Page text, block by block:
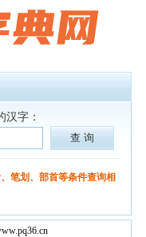
汉字：
笔划、部首等条件查询相